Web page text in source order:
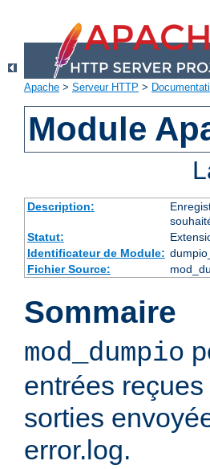
Apache > Serveur HTTP >
Module
Description:
Statut:
Identificateur de Module:
Fichier Source:
Sommaire
mod_dumpio
entrées
sorties
error.log.